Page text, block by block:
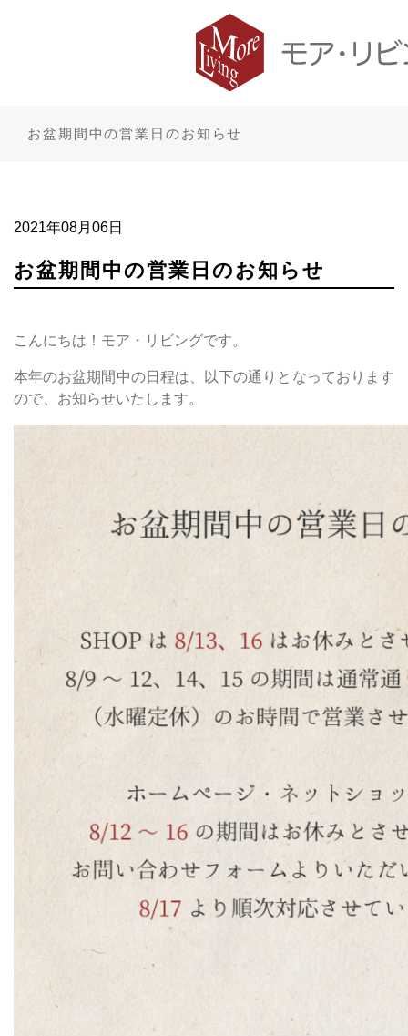
お盆期間中の営業日のお知らせ
2021年08月06日
お盆期間中の営業日のお知らせ
こんにちは！モア・リビングです。
本年のお盆期間中の日程は、以下の通りとなっております
ので、お知らせいたします。